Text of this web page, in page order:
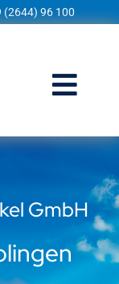
(2644) 96 100
GmbH